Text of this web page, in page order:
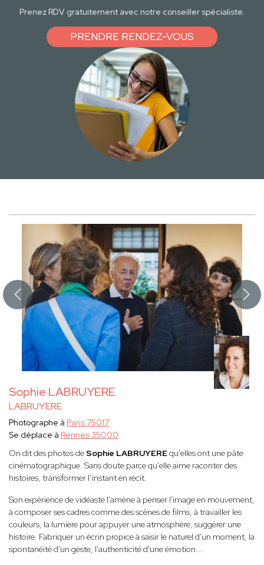
Prenez RDV gratuitement avec notre conseiller spécialiste.
PRENDRE RENDEZ-VOUS
Sophie LABRUYERE
LABRUYERE
Photographe à Paris 75017
Se déplace à Rennes 35000
On dit des photos deSophie LABRUYEREqu'elles ont une pâte
cinématographique. Sans doute parce qu'elle aime raconter des
histoires, transformer l’instant en récit.
Son expérience de vidéaste l'amène à penser l'image en mouvement,
à composer ses cadres comme des scènes de films, à travailler les
couleurs, la lumière pour appuyer une atmosphère, suggérer une
histoire. Fabriquer un écrin propice à saisir le naturel d'un moment, la
spontanéité d'un geste, l'authenticité d'une émotion...